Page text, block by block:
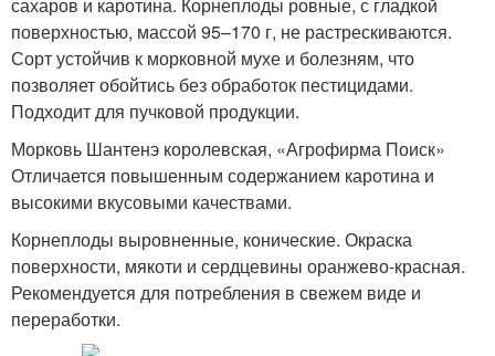
поверхностью, массой 95–170 г, не растрескиваются.
Сорт устойчив к морковной мухе и болезням, что
позволяет обойтись без обработок пестицидами.
Подходит для пучковой продукции.
Морковь Шантенэ королевская, «Агрофирма Поиск»
Отличается повышенным содержанием каротина и
высокими вкусовыми качествами.
Корнеплоды выровненные, конические. Окраска
поверхности, мякоти и сердцевины оранжево-красная.
Рекомендуется для потребления в свежем виде и
переработки.